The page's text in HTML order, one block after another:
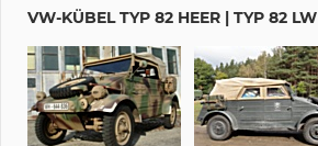
VW-KÜBEL TYP 82 HEER | TYP 82 LW